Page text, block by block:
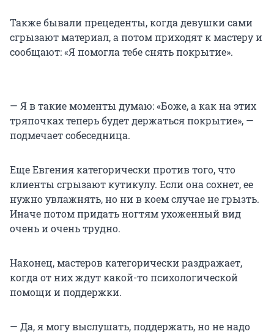
Также бывали прецеденты, когда девушки сами
сгрызают материал, а потом приходят к мастеру и
сообщают: «Я помогла тебе снять покрытие».
— Я в такие моменты думаю: «Боже, а как на этих
тряпочках теперь будет держаться покрытие», —
подмечает собеседница.
Еще Евгения категорически против того, что
клиенты сгрызают кутикулу. Если она сохнет, ее
нужно увлажнять, но ни в коем случае не грызть.
Иначе потом придать ногтям ухоженный вид
очень и очень трудно.
Наконец, мастеров категорически раздражает,
когда от них ждут какой-то психологической
помощи и поддержки.
— Да, я могу выслушать, поддержать, но не надо